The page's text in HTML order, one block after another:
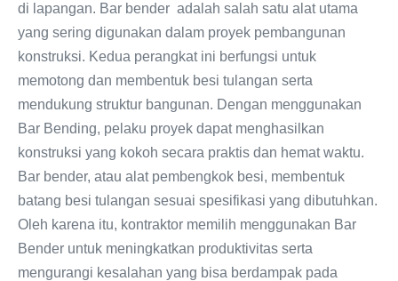
di lapangan. Bar bender adalah salah satu alat utama
yang sering digunakan dalam proyek pembangunan
konstruksi. Kedua perangkat ini berfungsi untuk
memotong dan membentuk besi tulangan serta
mendukung struktur bangunan. Dengan menggunakan
Bar Bending, pelaku proyek dapat menghasilkan
konstruksi yang kokoh secara praktis dan hemat waktu.
Bar bender, atau alat pembengkok besi, membentuk
batang besi tulangan sesuai spesifikasi yang dibutuhkan.
Oleh karena itu, kontraktor memilih menggunakan Bar
Bender untuk meningkatkan produktivitas serta
mengurangi kesalahan yang bisa berdampak pada